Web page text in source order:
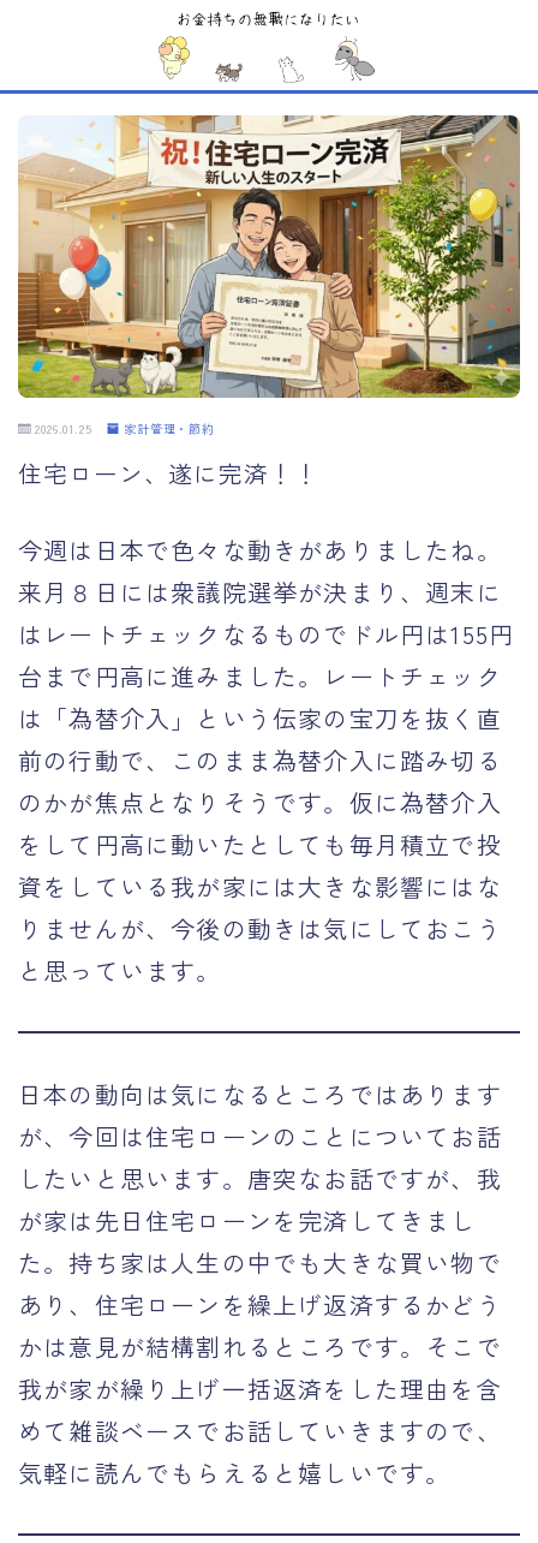
MENU
Sample Page
お問い合わせ
デモプリセット記事 #1
デモプリセット記事 #5
デモプリセット記事 #6
デモプリセット記事 #6
デモプリセット記事 #7
デモプリセット記事 #7
デモプリセット記事 #7
デモプリセット記事 #8
デモプリセット記事 Part07
プライバシーポリシー
運営者情報
2026.01.25 家計管理・節約
住宅ローン、遂に完済！！
今週は日本で色々な動きがありましたね。
来月８日には衆議院選挙が決まり、週末に
はレートチェックなるものでドル円は155円
台まで円高に進みました。レートチェック
は「為替介入」という伝家の宝刀を抜く直
前の行動で、このまま為替介入に踏み切る
のかが焦点となりそうです。仮に為替介入
をして円高に動いたとしても毎月積立で投
資をしている我が家には大きな影響にはな
りませんが、今後の動きは気にしておこう
と思っています。
日本の動向は気になるところではあります
が、今回は住宅ローンのことについてお話
したいと思います。唐突なお話ですが、我
が家は先日住宅ローンを完済してきまし
た。持ち家は人生の中でも大きな買い物で
あり、住宅ローンを繰上げ返済するかどう
かは意見が結構割れるところです。そこで
我が家が繰り上げ一括返済をした理由を含
めて雑談ベースでお話していきますので、
気軽に読んでもらえると嬉しいです。